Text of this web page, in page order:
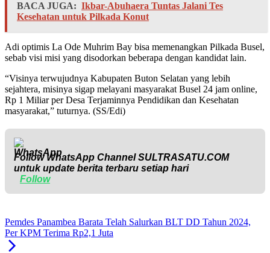
BACA JUGA: Ikbar-Abuhaera Tuntas Jalani Tes
Kesehatan untuk Pilkada Konut
Adi optimis La Ode Muhrim Bay bisa memenangkan Pilkada Busel,
sebab visi misi yang disodorkan beberapa dengan kandidat lain.
“Visinya terwujudnya Kabupaten Buton Selatan yang lebih
sejahtera, misinya sigap melayani masyarakat Busel 24 jam online,
Rp 1 Miliar per Desa Terjaminnya Pendidikan dan Kesehatan
masyarakat,” tuturnya. (SS/Edi)
Follow WhatsApp ChannelSULTRASATU.COM
untuk update berita terbaru setiap hari
Follow
Pemdes Panambea Barata Telah Salurkan BLT DD Tahun 2024,
Per KPM Terima Rp2,1 Juta